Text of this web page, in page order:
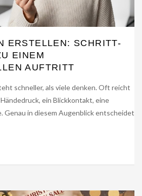
ERSTELLEN: SCHRITT-
EINEM
AUFTRITT
schneller, als viele denken. Oft reicht
ein Blickkontakt, eine
in diesem Augenblick entscheidet